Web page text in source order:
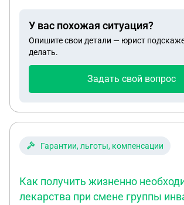
У вас похожая ситуация?
Опишите свои детали — юрист
делать.
Задать свой вопрос
Гарантии, льготы, компенсации
Как получить жизненно
лекарства при смене группы